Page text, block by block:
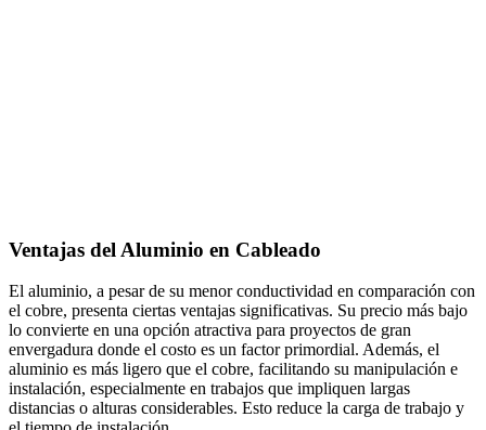
Ventajas del Aluminio en Cableado
El aluminio, a pesar de su menor conductividad en comparación con
el cobre, presenta ciertas ventajas significativas. Su precio más bajo
lo convierte en una opción atractiva para proyectos de gran
envergadura donde el costo es un factor primordial. Además, el
aluminio es más ligero que el cobre, facilitando su manipulación e
instalación, especialmente en trabajos que impliquen largas
distancias o alturas considerables. Esto reduce la carga de trabajo y